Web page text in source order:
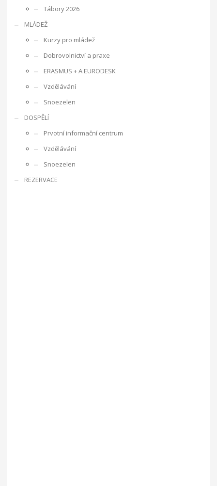
Tábory 2026
MLÁDEŽ
Kurzy pro mládež
Dobrovolnictví a praxe
ERASMUS + A EURODESK
Vzdělávání
Snoezelen
DOSPĚLÍ
Prvotní informační centrum
Vzdělávání
Snoezelen
REZERVACE